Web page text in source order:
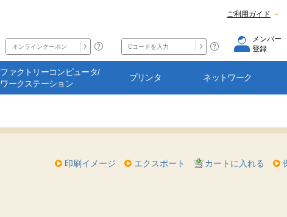
ご利用ガイド
メンバー
登録
ファクトリーコンピュータ/
ワークステーション
プリンタ ネットワーク